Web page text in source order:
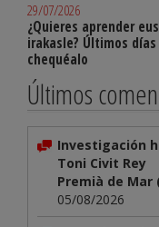
29/07/2026
¿Quieres aprender
irakasle? Últimos
chequéalo
Últimos
Investigación
Toni Civit Rey
Premià de Mar
05/08/2026